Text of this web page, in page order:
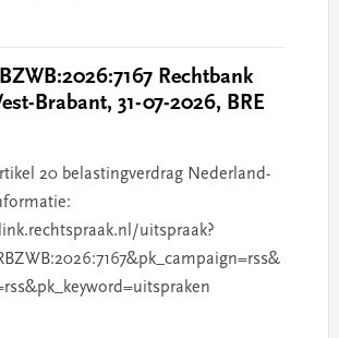
Rechtbank
Brabant, 31-07-2026, BRE
20 belastingverdrag Nederland-
uitspraak?